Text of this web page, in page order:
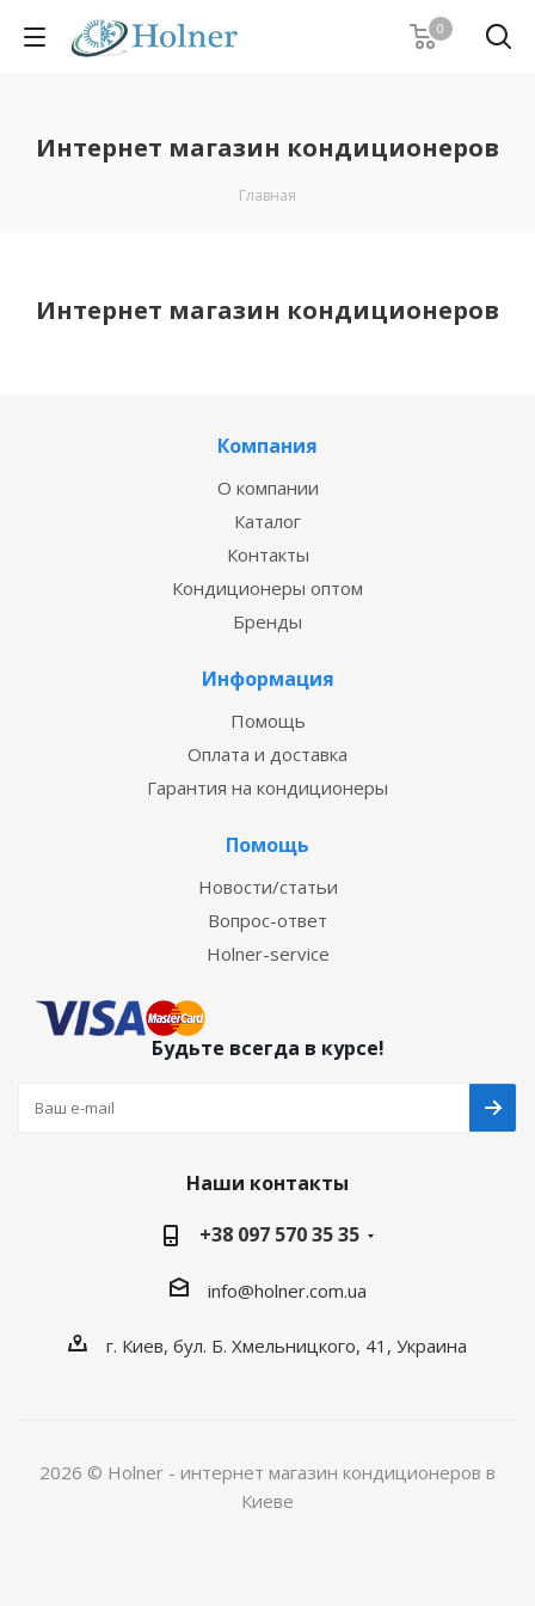
0
Интернет магазин кондиционеров
Главная
Интернет магазин кондиционеров
Компания
О компании
Каталог
Контакты
Кондиционеры оптом
Бренды
Информация
Помощь
Оплата и доставка
Гарантия на кондиционеры
Помощь
Новости/статьи
Вопрос-ответ
Holner-service
Будьте всегда в курсе!
Наши контакты
+38 097 570 35 35
info@holner.com.ua
г. Киев, бул. Б. Хмельницкого, 41, Украина
2026 © Holner - интернет магазин кондиционеров в
Киеве